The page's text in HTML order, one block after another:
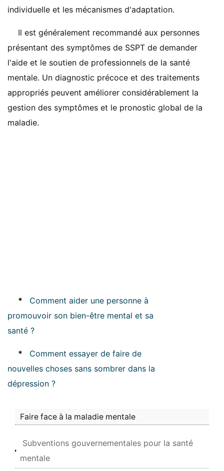
individuelle et les mécanismes d'adaptation.
Il est généralement recommandé aux personnes
présentant des symptômes de SSPT de demander
l'aide et le soutien de professionnels de la santé
mentale. Un diagnostic précoce et des traitements
appropriés peuvent améliorer considérablement la
gestion des symptômes et le pronostic global de la
maladie.
*
Comment aider une personne à
promouvoir son bien-être mental et sa
santé ?
*
Comment essayer de faire de
nouvelles choses sans sombrer dans la
dépression ?
Faire face à la maladie mentale
Subventions gouvernementales pour la santé
mentale